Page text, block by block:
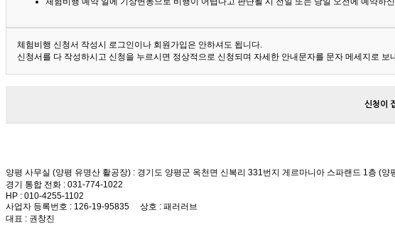
체험비행 신청서 작성시 로그인이나 회원가입은 안하셔도 됩니다.
신청서를 다 작성하시고 신청을 누르시면 정상적으로 신청되며 자세한 안내문자를 문자 메세지로 보
신청이
양평 사무실 (양평 유명산 활공장) : 경기도 양평군 옥천면 신복리 331번지 게르마니아 스파랜드 1층 (양
경기 통합 전화 : 031-774-1022
HP : 010-4255-1102
사업자 등록번호 : 126-19-95835 상호 : 패러러브
대표 : 권창진